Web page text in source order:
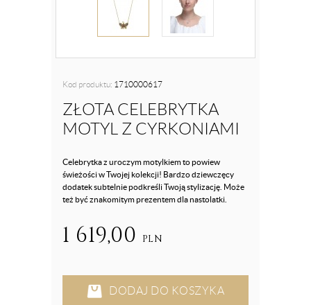
Kod produktu: 1710000617
ZŁOTA CELEBRYTKA
MOTYL Z CYRKONIAMI
Celebrytka z uroczym motylkiem to powiew
świeżości w Twojej kolekcji! Bardzo dziewczęcy
dodatek subtelnie podkreśli Twoją stylizację. Może
też być znakomitym prezentem dla nastolatki.
1 619,00 PLN
DODAJ DO KOSZYKA